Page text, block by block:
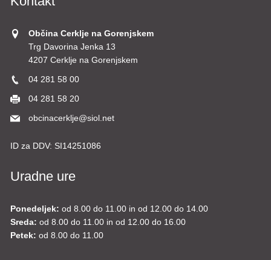
Občina Cerklje na Gorenjskem
Trg Davorina Jenka 13
4207 Cerklje na Gorenjskem
04 281 58 00
04 281 58 20
obcinacerklje@siol.net
ID za DDV: SI14251086
Uradne ure
Ponedeljek: od 8.00 do 11.00 in od 12.00 do 14.00
Sreda: od 8.00 do 11.00 in od 12.00 do 16.00
Petek: od 8.00 do 11.00